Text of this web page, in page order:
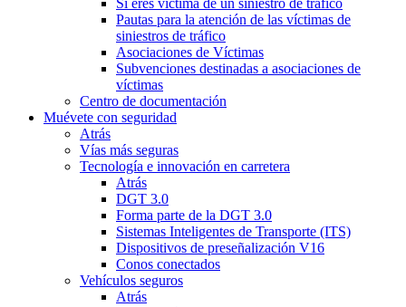
Si eres víctima de un siniestro de tráfico
Pautas para la atención de las víctimas de
siniestros de tráfico
Asociaciones de Víctimas
Subvenciones destinadas a asociaciones de
víctimas
Centro de documentación
Muévete con seguridad
Atrás
Vías más seguras
Tecnología e innovación en carretera
Atrás
DGT 3.0
Forma parte de la DGT 3.0
Sistemas Inteligentes de Transporte (ITS)
Dispositivos de preseñalización V16
Conos conectados
Vehículos seguros
Atrás